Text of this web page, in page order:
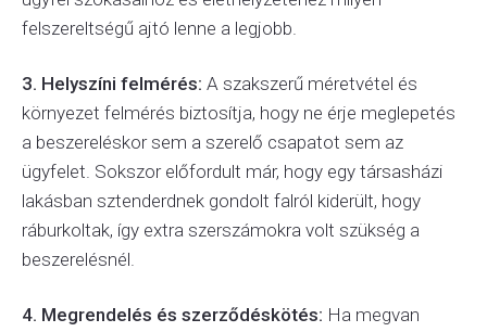
felszereltségű ajtó lenne a legjobb.
3. Helyszíni felmérés: A szakszerű méretvétel és
környezet felmérés biztosítja, hogy ne érje meglepetés
a beszereléskor sem a szerelő csapatot sem az
ügyfelet. Sokszor előfordult már, hogy egy társasházi
lakásban sztenderdnek gondolt falról kiderült, hogy
ráburkoltak, így extra szerszámokra volt szükség a
beszerelésnél.
4. Megrendelés és szerződéskötés: Ha megvan